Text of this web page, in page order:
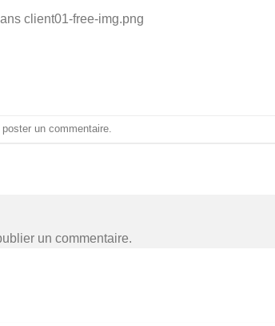
client01-free-img.png
poster un commentaire.
un commentaire.